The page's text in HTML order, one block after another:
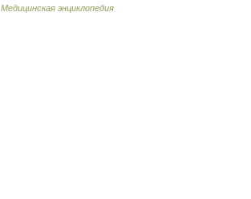
Медицинская энциклопедия